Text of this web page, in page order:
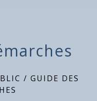
/ GUIDE DES